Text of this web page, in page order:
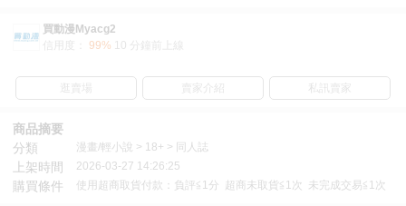
買動漫Myacg2
信用度：
99% 10 分鐘前上線
逛賣場 賣家介紹 私訊賣家
商品摘要
分類
漫畫/輕小說 > 18+ > 同人誌
上架時間 2026-03-27 14:26:25
購買條件 使用超商取貨付款：負評≦1分 超商未取貨≦1次 未完成交易≦1次